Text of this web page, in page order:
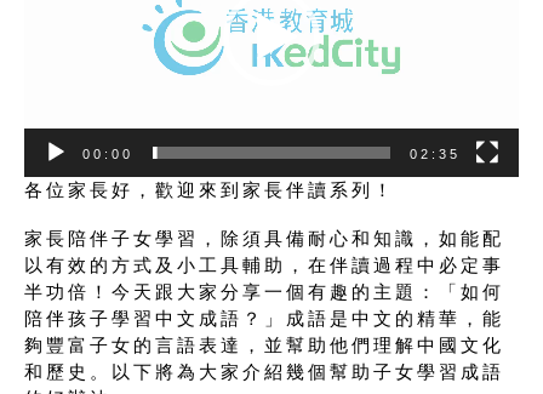
00:00 02:35
各位家長好，歡迎來到家長伴讀系列！
家長陪伴子女學習，除須具備耐心和知識，如能配
以有效的方式及小工具輔助，在伴讀過程中必定事
半功倍！今天跟大家分享一個有趣的主題：「如何
陪伴孩子學習中文成語？」成語是中文的精華，能
夠豐富子女的言語表達，並幫助他們理解中國文化
和歷史。以下將為大家介紹幾個幫助子女學習成語